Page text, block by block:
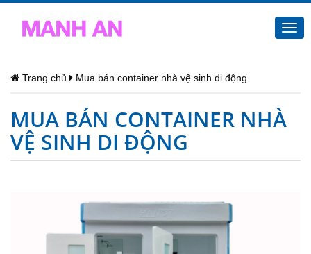
Trang chủ Mua bán container nhà vệ sinh di động
MUA BÁN CONTAINER NHÀ
VỆ SINH DI ĐỘNG